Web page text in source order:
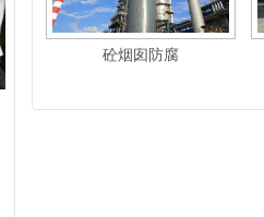
砼烟囱防腐